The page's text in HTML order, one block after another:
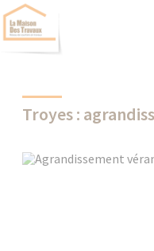
Troyes :